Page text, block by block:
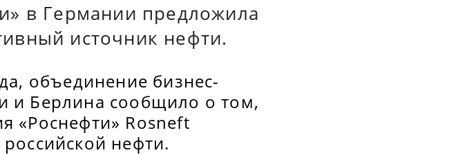
в Германии предложила
источник нефти.
объединение бизнес-
и Берлина сообщило о том,
«Роснефти» Rosneft
нефти.